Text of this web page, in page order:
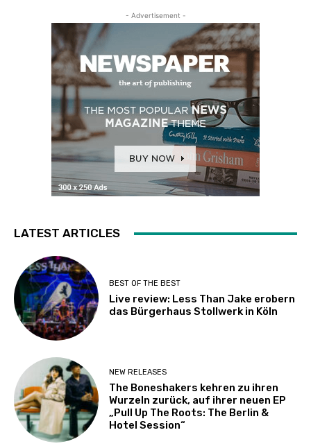
- Advertisement -
LATEST ARTICLES
BEST OF THE BEST
Live review: Less Than Jake erobern
das Bürgerhaus Stollwerk in Köln
NEW RELEASES
The Boneshakers kehren zu ihren
Wurzeln zurück, auf ihrer neuen EP
„Pull Up The Roots: The Berlin &
Hotel Session“